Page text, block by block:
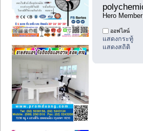
Hero Member
ออฟไลน์
แสดงกระทู้
แสดงสถิติ